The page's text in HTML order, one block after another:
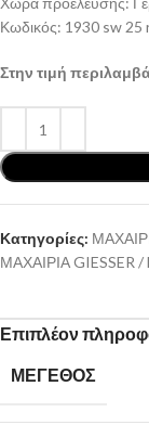
Κωδικός: 1930 sw 25
Στην τιμή
Κατηγορίες:
ΜΑΧΑΙΡΙΑ GIESSER /
Επιπλέον
ΜΕΓΕΘΟΣ